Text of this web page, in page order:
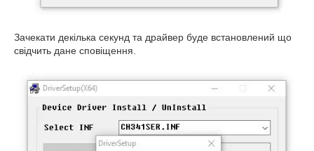
Зачекати декілька секунд та драйвер буде встановлений що
свідчить дане сповіщення.